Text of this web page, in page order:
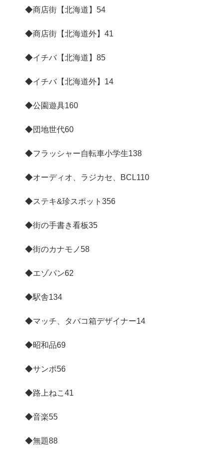
◆商店街【北海道】 54
◆商店街【北海道外】 41
◆イチバ【北海道】 85
◆イチバ【北海道外】 14
◆公園遊具160
◆団地世代60
◆フラッシャー自転車小学生138
◆オーディオ、ラジカセ、BCL110
◆ステキ&珍スポット 356
◆街の手書き看板35
◆街のカナモノ58
◆エゾパン62
◆駅舎134
◆マッチ、タバコ箱デザイナー14
◆昭和品69
◆サンポ56
◆路上ねこ41
◆音楽55
◆無題88